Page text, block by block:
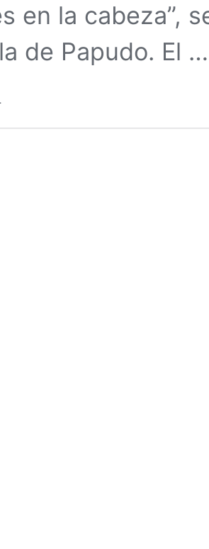
en la cabeza”,
de Papudo. El